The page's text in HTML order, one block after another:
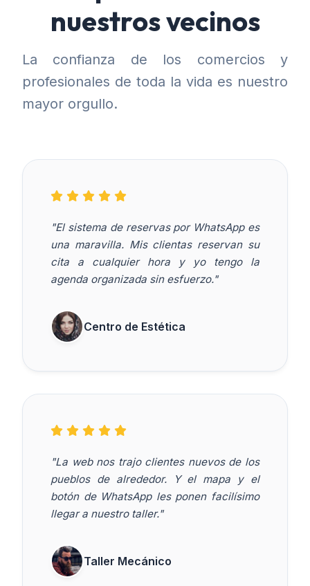
nuestros vecinos
La confianza de los comercios y
profesionales de toda la vida es nuestro
mayor orgullo.
"El sistema de reservas por WhatsApp es
una maravilla. Mis clientas reservan su
cita a cualquier hora y yo tengo la
agenda organizada sin esfuerzo."
Centro de Estética
"La web nos trajo clientes nuevos de los
pueblos de alrededor. Y el mapa y el
botón de WhatsApp les ponen facilísimo
llegar a nuestro taller."
Taller Mecánico